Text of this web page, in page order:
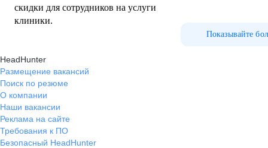
скидки для сотрудников на услуги
клиники.
Показывайте
HeadHunter
Размещение вакансий
Поиск по резюме
О компании
Наши вакансии
Реклама на сайте
Требования к ПО
Безопасный HeadHunter